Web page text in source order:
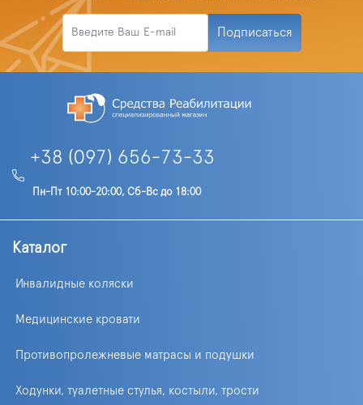
Подписаться
+38 (097) 656-73-33
Пн-Пт 10:00-20:00, Сб-Вс до 18:00
Каталог
Инвалидные коляски
Медицинские кровати
Противопролежневые матрасы и подушки
Ходунки, туалетные стулья, костыли, трости